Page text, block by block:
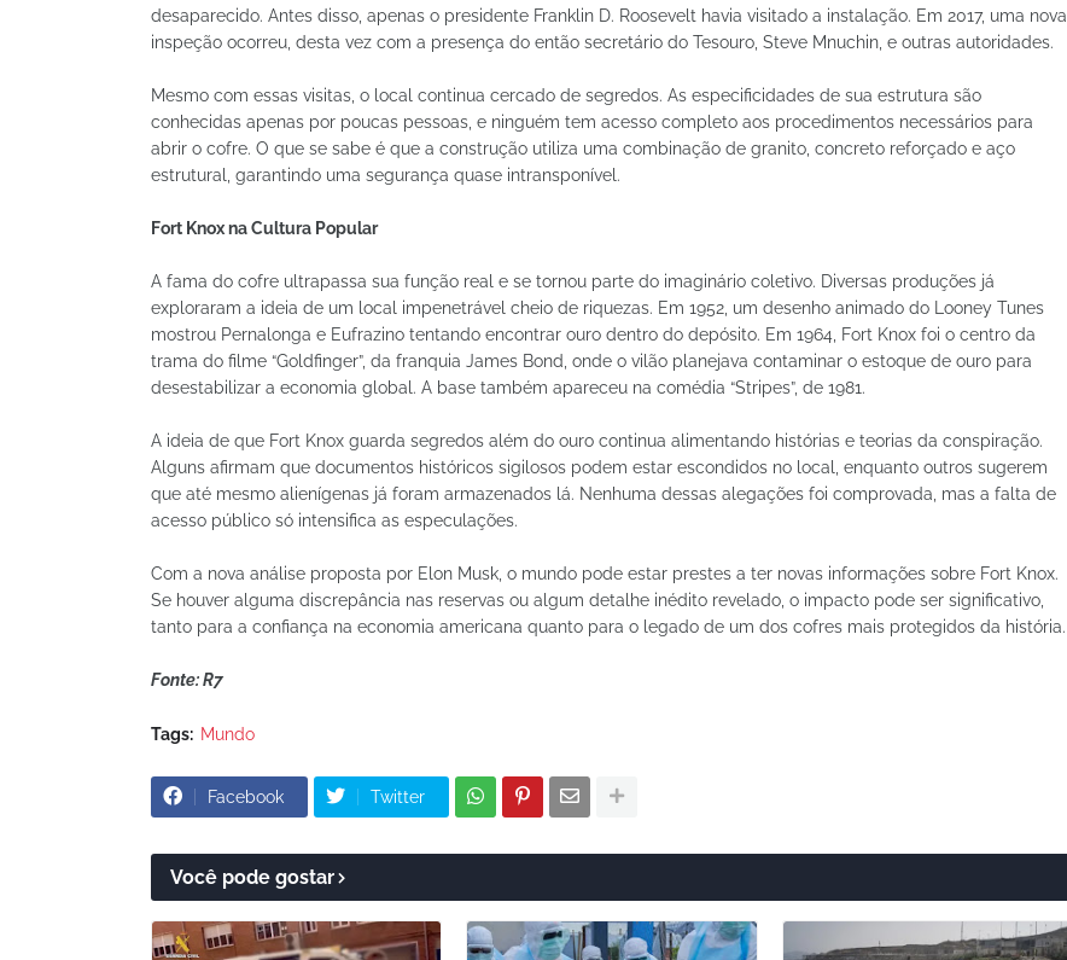
desaparecido. Antes disso, apenas o presidente Franklin D. Roosevelt havia visitado a instalação. Em 2017, uma nova
inspeção ocorreu, desta vez com a presença do então secretário do Tesouro, Steve Mnuchin, e outras autoridades.
Mesmo com essas visitas, o local continua cercado de segredos. As especificidades de sua estrutura são
conhecidas apenas por poucas pessoas, e ninguém tem acesso completo aos procedimentos necessários para
abrir o cofre. O que se sabe é que a construção utiliza uma combinação de granito, concreto reforçado e aço
estrutural, garantindo uma segurança quase intransponível.
Fort Knox na Cultura Popular
A fama do cofre ultrapassa sua função real e se tornou parte do imaginário coletivo. Diversas produções já
exploraram a ideia de um local impenetrável cheio de riquezas. Em 1952, um desenho animado do Looney Tunes
mostrou Pernalonga e Eufrazino tentando encontrar ouro dentro do depósito. Em 1964, Fort Knox foi o centro da
trama do filme “Goldfinger”, da franquia James Bond, onde o vilão planejava contaminar o estoque de ouro para
desestabilizar a economia global. A base também apareceu na comédia “Stripes”, de 1981.
A ideia de que Fort Knox guarda segredos além do ouro continua alimentando histórias e teorias da conspiração.
Alguns afirmam que documentos históricos sigilosos podem estar escondidos no local, enquanto outros sugerem
que até mesmo alienígenas já foram armazenados lá. Nenhuma dessas alegações foi comprovada, mas a falta de
acesso público só intensifica as especulações.
Com a nova análise proposta por Elon Musk, o mundo pode estar prestes a ter novas informações sobre Fort Knox.
Se houver alguma discrepância nas reservas ou algum detalhe inédito revelado, o impacto pode ser significativo,
tanto para a confiança na economia americana quanto para o legado de um dos cofres mais protegidos da história.
Fonte: R7
Tags: Mundo
Facebook Twitter
Você pode gostar